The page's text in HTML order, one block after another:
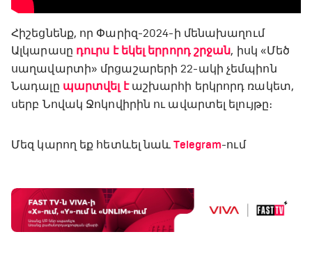
Հիշեցնենք, որ Փարիզ-2024-ի մենախաղում
Ալկարասը դուրս է եկել երրորդ շրջան, իսկ «Մեծ
սաղավարտի» մրցաշարերի 22-ակի չեմպիոն
Նադալը պարտվել էաշխարհի երկրորդ ռակետ,
սերբ Նովակ Ջոկովիրին ու ավարտել ելույթը։
Մեզ կարող եք հետևել նաև Telegram-ում